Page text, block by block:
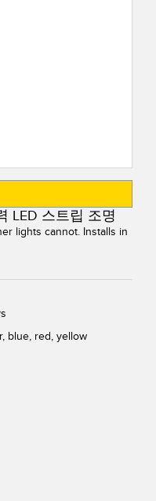
LED 스트립 조명
lights cannot. Installs in
blue, red, yellow